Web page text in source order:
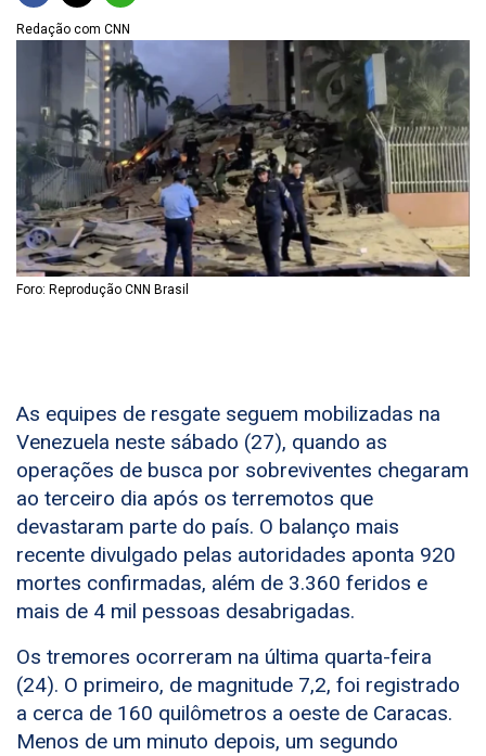
Redação com CNN
Foro: Reprodução CNN Brasil
As equipes de resgate seguem mobilizadas na
Venezuela neste sábado (27), quando as
operações de busca por sobreviventes chegaram
ao terceiro dia após os terremotos que
devastaram parte do país. O balanço mais
recente divulgado pelas autoridades aponta 920
mortes confirmadas, além de 3.360 feridos e
mais de 4 mil pessoas desabrigadas.
Os tremores ocorreram na última quarta-feira
(24). O primeiro, de magnitude 7,2, foi registrado
a cerca de 160 quilômetros a oeste de Caracas.
Menos de um minuto depois, um segundo